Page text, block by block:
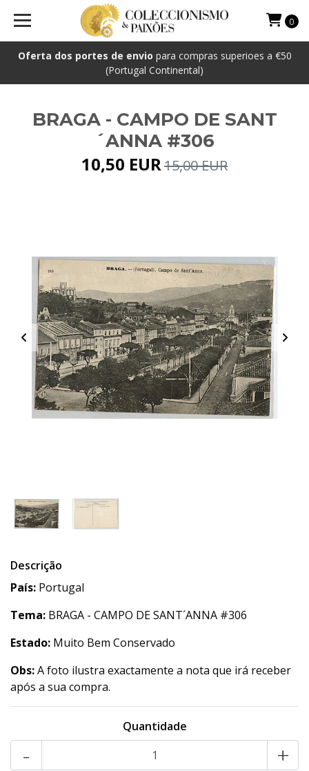
Oferta dos portes de envio para compras superioes a €50
(Portugal Continental)
0
BRAGA - CAMPO DE SANT
´ANNA #306
10,50 EUR15,00 EUR
Descrição
País: Portugal
Tema: BRAGA - CAMPO DE SANT´ANNA #306
Estado: Muito Bem Conservado
Obs:A foto ilustra exactamente a nota que irá receber
após a sua compra.
Quantidade
- +